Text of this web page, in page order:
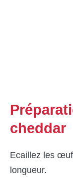
cheddar
Ecaillez les
longueur.